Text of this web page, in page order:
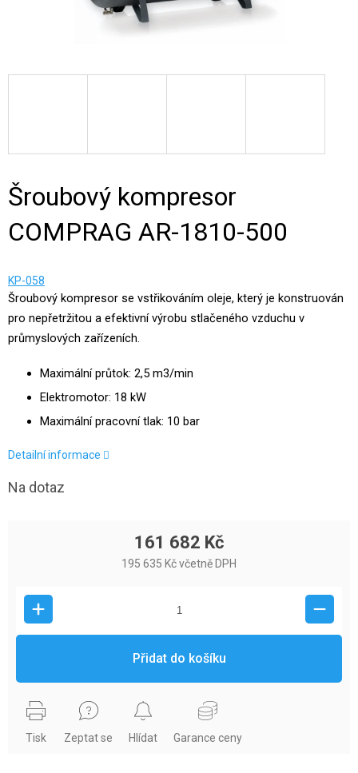
Šroubový kompresor
COMPRAG AR-1810-500
KP-058
Šroubový kompresor se vstřikováním oleje, který je konstruován
pro nepřetržitou a efektivní výrobu stlačeného vzduchu v
průmyslových zařízeních.
Maximální průtok: 2,5 m3/min
Elektromotor: 18 kW
Maximální pracovní tlak: 10 bar
Detailní informace
Na dotaz
161 682 Kč
195 635 Kč včetně DPH
Přidat do košíku
Tisk Zeptat se Hlídat Garance ceny